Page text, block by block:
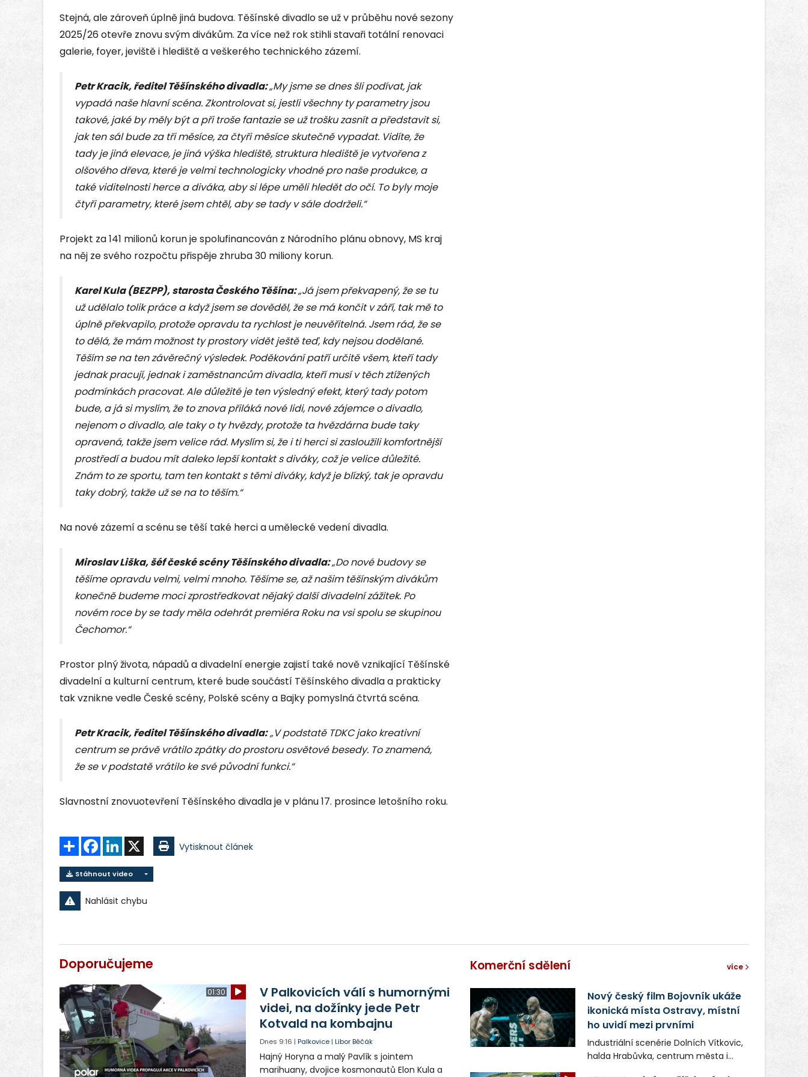
Stejná, ale zároveň úplně jiná budova. Těšínské divadlo se už v průběhu nové sezony
2025/26 otevře znovu svým divákům. Za více než rok stihli stavaři totální renovaci
galerie, foyer, jeviště i hlediště a veškerého technického zázemí.
Petr Kracik, ředitel Těšínského divadla:„My jsme se dnes šli podívat, jak
vypadá naše hlavní scéna. Zkontrolovat si, jestli všechny ty parametry jsou
takové, jaké by měly být a při troše fantazie se už trošku zasnít a představit si,
jak ten sál bude za tři měsíce, za čtyři měsíce skutečně vypadat. Vidíte, že
tady je jiná elevace, je jiná výška hlediště, struktura hlediště je vytvořena z
olšového dřeva, které je velmi technologicky vhodné pro naše produkce, a
také viditelnosti herce a diváka, aby si lépe uměli hledět do očí. To byly moje
čtyři parametry, které jsem chtěl, aby se tady v sále dodrželi.“
Projekt za 141 milionů korun je spolufinancován z Národního plánu obnovy, MS kraj
na něj ze svého rozpočtu přispěje zhruba 30 miliony korun.
Karel Kula (BEZPP), starosta Českého Těšína:„Já jsem překvapený, že se tu
už udělalo tolik práce a když jsem se dověděl, že se má končit v září, tak mě to
úplně překvapilo, protože opravdu ta rychlost je neuvěřitelná. Jsem rád, že se
to dělá, že mám možnost ty prostory vidět ještě teď, kdy nejsou dodělané.
Těším se na ten závěrečný výsledek. Poděkování patří určitě všem, kteří tady
jednak pracují, jednak i zaměstnancům divadla, kteří musí v těch ztížených
podmínkách pracovat. Ale důležité je ten výsledný efekt, který tady potom
bude, a já si myslím, že to znova přiláká nové lidi, nové zájemce o divadlo,
nejenom o divadlo, ale taky o ty hvězdy, protože ta hvězdárna bude taky
opravená, takže jsem velice rád. Myslím si, že i ti herci si zasloužili komfortnější
prostředí a budou mít daleko lepší kontakt s diváky, což je velice důležité.
Znám to ze sportu, tam ten kontakt s těmi diváky, když je blízký, tak je opravdu
taky dobrý, takže už se na to těším.“
Na nové zázemí a scénu se těší také herci a umělecké vedení divadla.
Miroslav Liška, šéf české scény Těšínského divadla:„Do nové budovy se
těšíme opravdu velmi, velmi mnoho. Těšíme se, až našim těšínským divákům
konečně budeme moci zprostředkovat nějaký další divadelní zážitek. Po
novém roce by se tady měla odehrát premiéra Roku na vsi spolu se skupinou
Čechomor.“
Prostor plný života, nápadů a divadelní energie zajistí také nově vznikající Těšínské
divadelní a kulturní centrum, které bude součástí Těšínského divadla a prakticky
tak vznikne vedle České scény, Polské scény a Bajky pomyslná čtvrtá scéna.
Petr Kracik, ředitel Těšínského divadla:„V podstatě TDKC jako kreativní
centrum se právě vrátilo zpátky do prostoru osvětové besedy. To znamená,
že se v podstatě vrátilo ke své původní funkci.“
Slavnostní znovuotevření Těšínského divadla je v plánu 17. prosince letošního roku.
Sdílet FacebookLinkedIn Vytisknout článek
Stáhnout video
Nahlásit chybu
Doporučujeme
01:30
V Palkovicích válí s humornými
videi, na dožínky jede Petr
Kotvald na kombajnu
Dnes 9:16 |Palkovice |Libor Běčák
Hajný Horyna a malý Pavlík s jointem
marihuany, dvojice kosmonautů Elon Kula a
Komerční sdělení více
Nový český film Bojovník ukáže
ikonická místa Ostravy, místní
ho uvidí mezi prvními
Industriální scenérie Dolních Vítkovic,
halda Hrabůvka, centrum města i